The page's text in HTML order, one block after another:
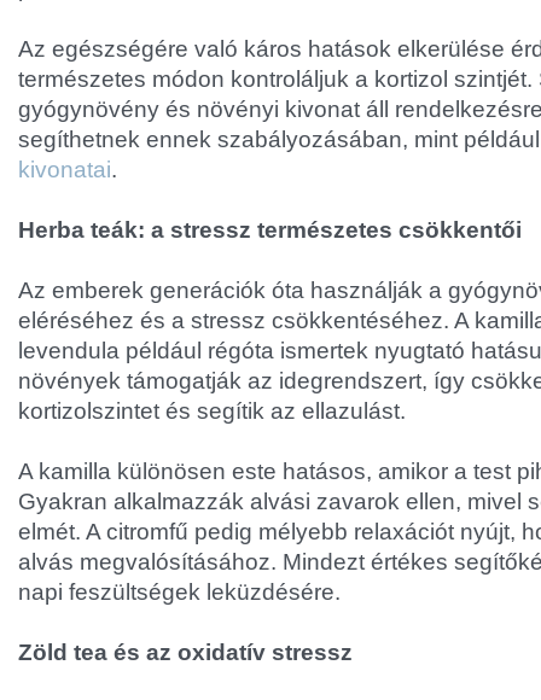
Az egészségére való káros hatások elkerülése
természetes módon kontroláljuk a kortizol szintjét.
gyógynövény és növényi kivonat áll
segíthetnek ennek szabályozásában, mint
kivonatai.
Herba teák: a stressz természetes csökkentői
Az emberek generációk óta használják a
eléréséhez és a stressz csökkentéséhez. A
levendula például régóta ismertek nyugtató
növények támogatják az idegrendszert, így
kortizolszintet és segítik az ellazulást.
A kamilla különösen este hatásos, amikor a test
Gyakran alkalmazzák alvási zavarok ellen, mivel
elmét. A citromfű pedig mélyebb relaxációt nyújt,
alvás megvalósításához. Mindezt értékes
napi feszültségek leküzdésére.
Zöld tea és az oxidatív stressz